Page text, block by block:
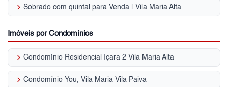
keyboard_arrow_right Sobrado com quintal para Venda | Vila Maria Alta
Imóveis por Condomínios
keyboard_arrow_right Condomínio Residencial Içara 2 Vila Maria Alta
keyboard_arrow_right Condomínio You, Vila Maria Vila Paiva